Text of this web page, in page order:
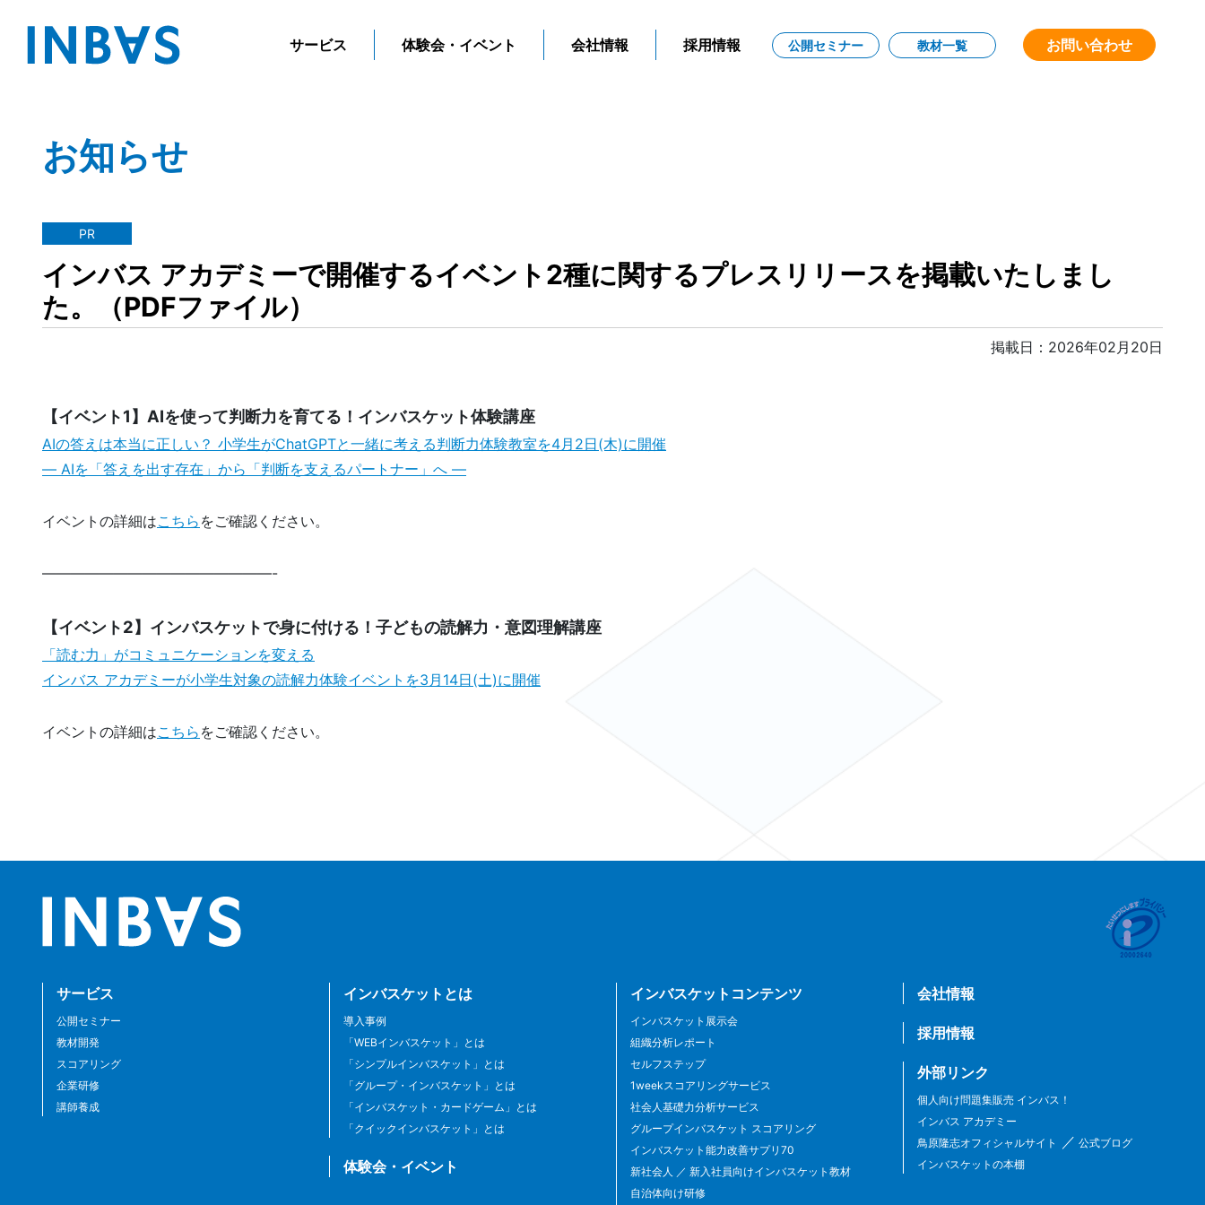
サービス 体験会・イベント 会社情報 採用情報 公開セミナー 教材一覧 お問い合わせ
お知らせ
PR
インバス アカデミーで開催するイベント2種に関するプレスリリースを掲載いたしまし
た。（PDFファイル）
掲載日：2026年02月20日
【イベント1】AIを使って判断力を育てる！インバスケット体験講座
AIの答えは本当に正しい？ 小学生がChatGPTと一緒に考える判断力体験教室を4月2日(木)に開催
― AIを「答えを出す存在」から「判断を支えるパートナー」へ ―
イベントの詳細はこちら をご確認ください。
————————————————-
【イベント2】インバスケットで身に付ける！子どもの読解力・意図理解講座
「読む力」がコミュニケーションを変える
インバス アカデミーが小学生対象の読解力体験イベントを3月14日(土)に開催
イベントの詳細はこちら をご確認ください。
サービス
公開セミナー
教材開発
スコアリング
企業研修
講師養成
インバスケットとは
導入事例
「WEBインバスケット」とは
「シンプルインバスケット」とは
「グループ・インバスケット」とは
「インバスケット・カードゲーム」とは
「クイックインバスケット」とは
体験会・イベント
インバスケットコンテンツ
インバスケット展示会
組織分析レポート
セルフステップ
1weekスコアリングサービス
社会人基礎力分析サービス
グループインバスケット スコアリング
インバスケット能力改善サプリ70
新社会人 ／ 新入社員向けインバスケット教材
自治体向け研修
会社情報
採用情報
外部リンク
個人向け問題集販売 インバス！
インバス アカデミー
鳥原隆志オフィシャルサイト
／ 公式ブログ
インバスケットの本棚